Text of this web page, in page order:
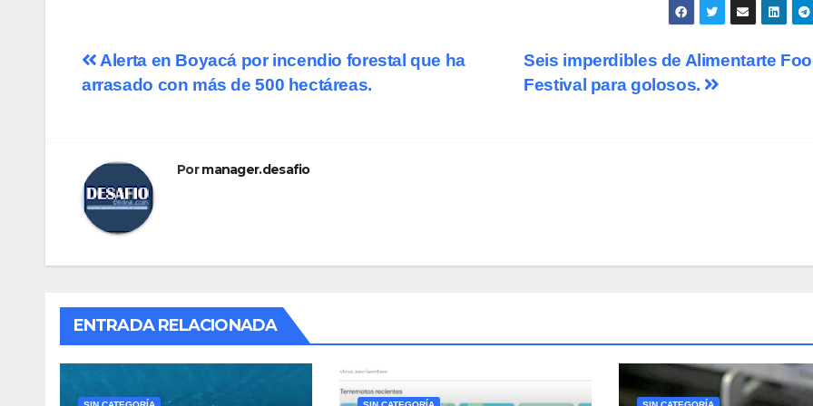
Seis imperdibles de Alimentarte
Festival para golosos.
Alerta en Boyacá por incendio forestal que ha
arrasado con más de 500 hectáreas.
Pormanager.desafio
ENTRADA RELACIONADA